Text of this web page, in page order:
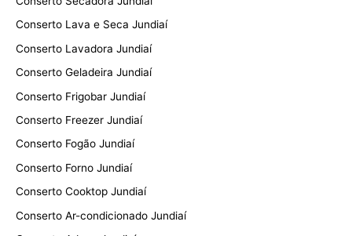
Conserto Lava e Seca Jundiaí
Conserto Lavadora Jundiaí
Conserto Geladeira Jundiaí
Conserto Frigobar Jundiaí
Conserto Freezer Jundiaí
Conserto Fogão Jundiaí
Conserto Forno Jundiaí
Conserto Cooktop Jundiaí
Conserto Ar-condicionado Jundiaí